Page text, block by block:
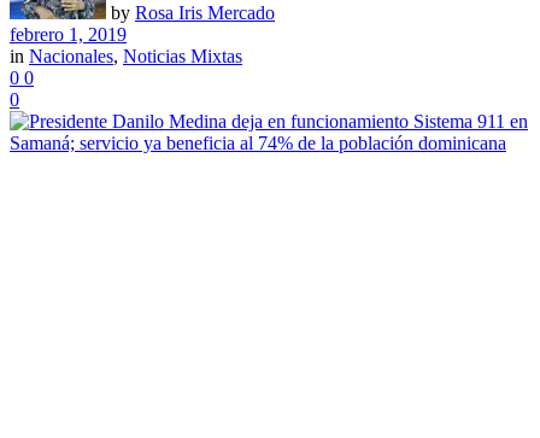
by Rosa Iris Mercado
febrero 1, 2019
in Nacionales, Noticias Mixtas
0 0
0